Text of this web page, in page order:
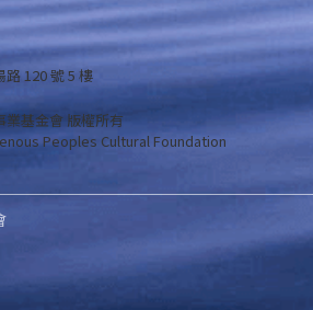
120 號 5 樓
業基金會 版權所有
Peoples Cultural Foundation